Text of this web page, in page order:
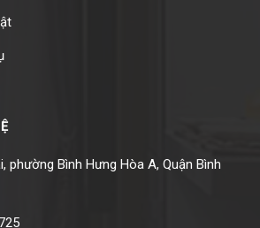
phường Bình Hưng Hòa A, Quận Bình